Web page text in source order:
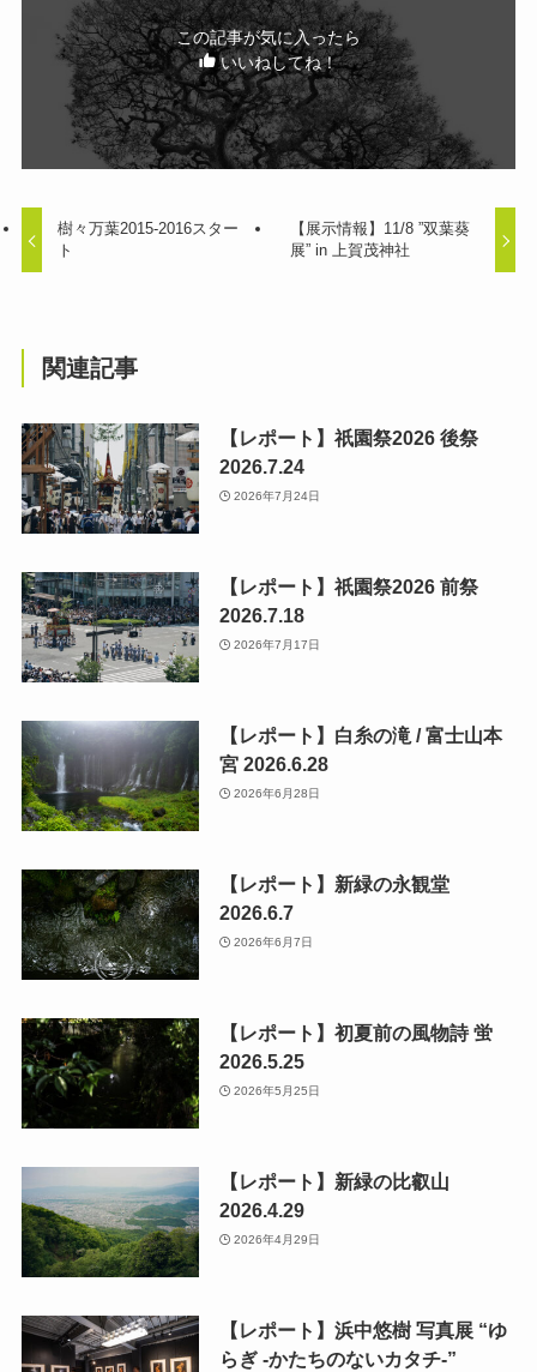
この記事が気に入ったら
いいねしてね！
樹々万葉2015-2016スター
ト
【展示情報】11/8 ”双葉葵
展” in 上賀茂神社
関連記事
【レポート】祇園祭2026 後祭
2026.7.24
2026年7月24日
【レポート】祇園祭2026 前祭
2026.7.18
2026年7月17日
【レポート】白糸の滝 / 富士山本
宮 2026.6.28
2026年6月28日
【レポート】新緑の永観堂
2026.6.7
2026年6月7日
【レポート】初夏前の風物詩 蛍
2026.5.25
2026年5月25日
【レポート】新緑の比叡山
2026.4.29
2026年4月29日
【レポート】浜中悠樹 写真展 “ゆ
らぎ -かたちのないカタチ-”